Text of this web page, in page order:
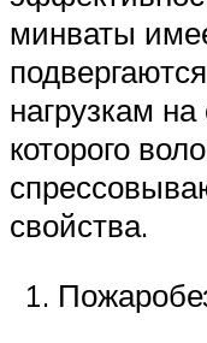
минваты
нагрузкам
которого
свойства.